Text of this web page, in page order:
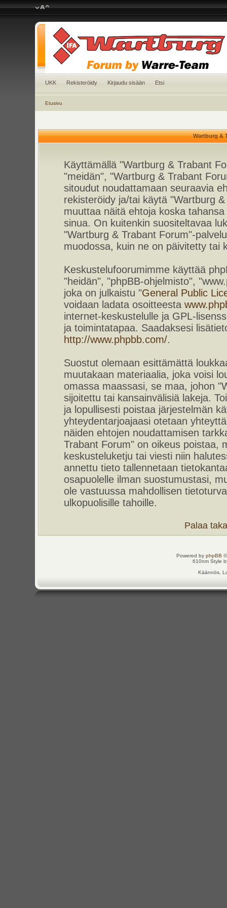
UKK Rekisteröidy Kirjaudu sisään Etsi
Etusivu
Wartburg &
Käyttämällä "Wartburg & Trabant
"meidän", "Wartburg & Trabant
sitoudut noudattamaan seuraavia
rekisteröidy ja/tai käytä "Wartburg
muuttaa näitä ehtoja koska
sinua. On kuitenkin suositeltavaa
"Wartburg & Trabant Forum"-
muodossa, kuin ne on päivitetty tai
Keskustelufoorumimme käyttää
"heidän", "phpBB-ohjelmisto",
joka on julkaistu "General Public
voidaan ladata osoitteesta
internet-keskustelulle ja GPL-
ja toimintatapaa. Saadaksesi
http://www.phpbb.com/.
Suostut olemaan esittämättä
muutakaan materiaalia, joka voisi
omassa maassasi, se maa, johon
sijoitettu tai kansainvälisiä lakeja.
ja lopullisesti poistaa järjestelmän
yhteydentarjoajaasi otetaan
näiden ehtojen noudattamisen
Trabant Forum" on oikeus poistaa,
keskusteluketju tai viesti niin
annettu tieto tallennetaan
osapuolelle ilman suostumustasi,
ole vastuussa mahdollisen
ulkopuolisille tahoille.
Palaa
Powered by phpBB
610nm Style
Käännös,